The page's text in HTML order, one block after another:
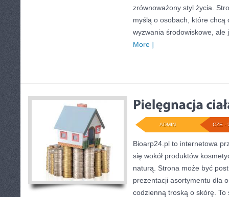
zrównoważony styl życia.
myślą o osobach, które chcą
wyzwania środowiskowe, ale
More ]
CZE -
ADMIN
Bioarp24.pl to internetowa
się wokół produktów
naturą. Strona może być
prezentacji asortymentu dla
codzienną troską o skórę.